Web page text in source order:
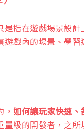
是指在遊戲場景設
遊戲內的場景、學
如何讓玩家快速
量級的開發者，之